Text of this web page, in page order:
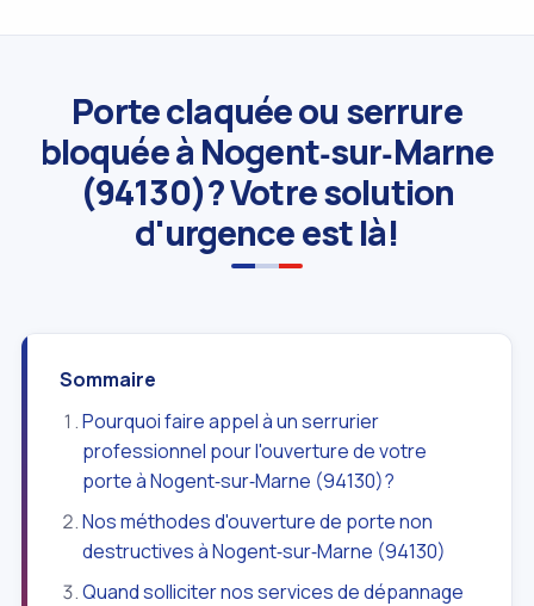
Porte claquée ou serrure
bloquée à Nogent‑sur‑Marne
(94130)? Votre solution
d'urgence est là!
Sommaire
Pourquoi faire appel à un serrurier
professionnel pour l'ouverture de votre
porte à Nogent‑sur‑Marne (94130)?
Nos méthodes d'ouverture de porte non
destructives à Nogent‑sur‑Marne (94130)
Quand solliciter nos services de dépannage